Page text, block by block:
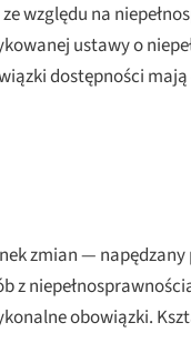
względu na
ustawy o
dostępności
zmian — napędzany
z
obowiązki.